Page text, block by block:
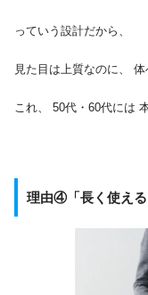
っていう設計だから、
見た目は上質なのに、 体
これ、 50代・60代には
理由④「長く使え